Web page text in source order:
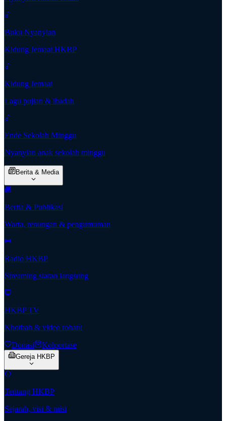
Buku Nyanyian
Kidung Jemaat HKBP
Kidung Jemaat
Lagu pujian & ibadah
Ende Sekolah Minggu
Nyanyian anak sekolah minggu
Berita & Media
Berita & Publikasi
Warta, renungan & pengumuman
Radio HKBP
Streaming siaran langsung
HKBP TV
Khotbah & video rohani
Donasi Kolportase
Gereja HKBP
Tentang HKBP
Sejarah, visi & misi